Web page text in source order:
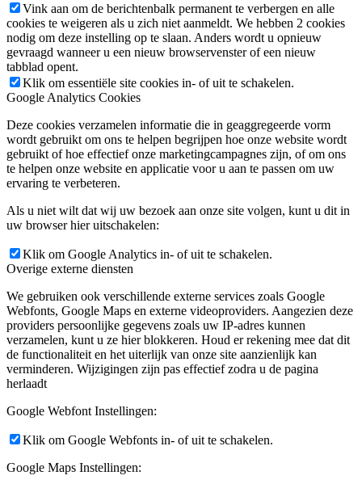
Vink aan om de berichtenbalk permanent te verbergen en alle
cookies te weigeren als u zich niet aanmeldt. We hebben 2 cookies
nodig om deze instelling op te slaan. Anders wordt u opnieuw
gevraagd wanneer u een nieuw browservenster of een nieuw
tabblad opent.
Klik om essentiële site cookies in- of uit te schakelen.
Google Analytics Cookies
Deze cookies verzamelen informatie die in geaggregeerde vorm
wordt gebruikt om ons te helpen begrijpen hoe onze website wordt
gebruikt of hoe effectief onze marketingcampagnes zijn, of om ons
te helpen onze website en applicatie voor u aan te passen om uw
ervaring te verbeteren.
Als u niet wilt dat wij uw bezoek aan onze site volgen, kunt u dit in
uw browser hier uitschakelen:
Klik om Google Analytics in- of uit te schakelen.
Overige externe diensten
We gebruiken ook verschillende externe services zoals Google
Webfonts, Google Maps en externe videoproviders. Aangezien deze
providers persoonlijke gegevens zoals uw IP-adres kunnen
verzamelen, kunt u ze hier blokkeren. Houd er rekening mee dat dit
de functionaliteit en het uiterlijk van onze site aanzienlijk kan
verminderen. Wijzigingen zijn pas effectief zodra u de pagina
herlaadt
Google Webfont Instellingen:
Klik om Google Webfonts in- of uit te schakelen.
Google Maps Instellingen: